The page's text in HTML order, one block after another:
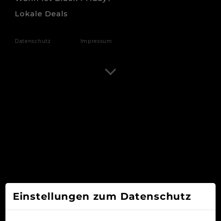
Lokale Deals
Datenschutz Impressum
Einstellungen zum Datenschutz